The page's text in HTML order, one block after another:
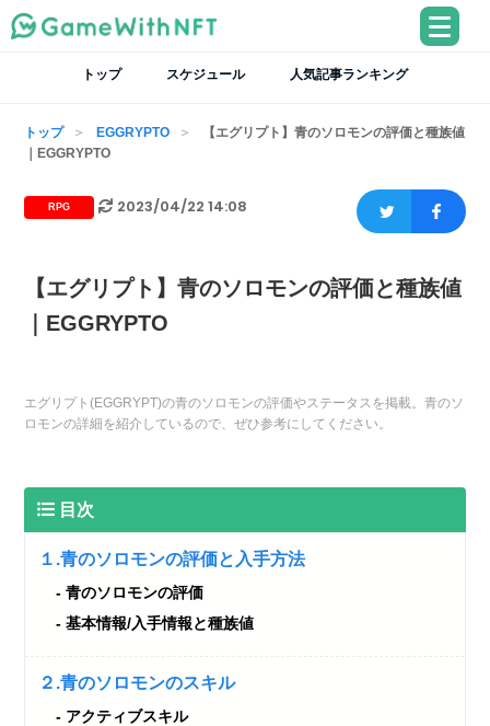
トップ スケジュール 人気記事ランキング
トップ EGGRYPTO
【エグリプト】青のソロモンの評価と種族値
｜EGGRYPTO
RPG 2023/04/22 14:08
【エグリプト】青のソロモンの評価と種族値
｜EGGRYPTO
エグリプト(EGGRYPT)の青のソロモンの評価やステータスを掲載。青のソ
ロモンの詳細を紹介しているので、ぜひ参考にしてください。
目次
１.青のソロモンの評価と入手方法
青のソロモンの評価
基本情報/入手情報と種族値
２.青のソロモンのスキル
アクティブスキル